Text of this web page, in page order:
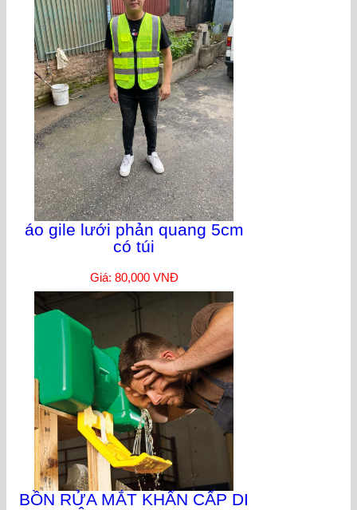
áo gile lưới phản quang 5cm
có túi
Giá: 80,000 VNĐ
BỒN RỬA MẮT KHẨN CẤP DI